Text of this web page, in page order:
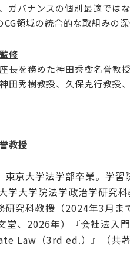
ガバナンスの個別最適では
領域の統合的な取組みの
修
長を務めた神田秀樹名誉教
田秀樹教授、久保克行教授
教授
東京大学法学部卒業。学
学大学院法学政治学研究
研究科教授（2024年3月
堂、2026年）『会社法入
Law（3rd ed.）』（共